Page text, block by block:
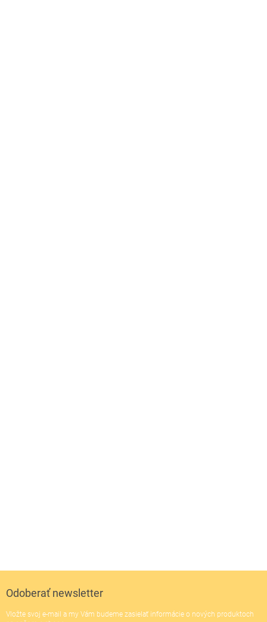
Odoberať newsletter
Vložte svoj e-mail a my Vám budeme zasielať informácie o nových produktoch